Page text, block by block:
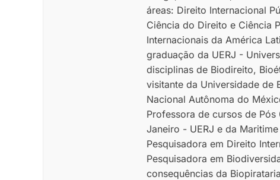
áreas: Direito Internacional
Ciência do Direito e Ciência
Internacionais da América
graduação da UERJ -
disciplinas de Biodireito,
visitante da Universidade de
Nacional Autônoma do
Professora de cursos de
Janeiro - UERJ e da
Pesquisadora em Direito
Pesquisadora em
consequências da